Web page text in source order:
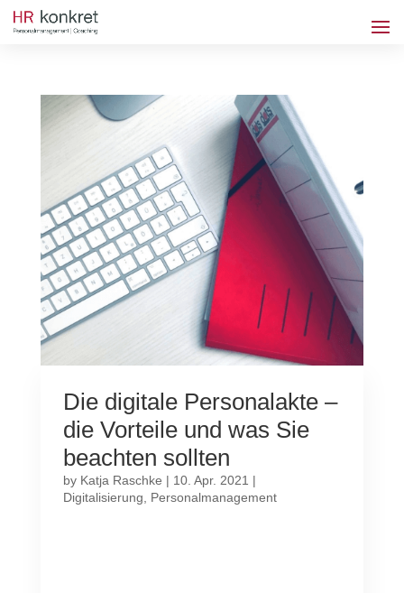
Die digitale Personalakte –
die Vorteile und was Sie
beachten sollten
by Katja Raschke | 10. Apr. 2021 |
Digitalisierung
Personalmanagement